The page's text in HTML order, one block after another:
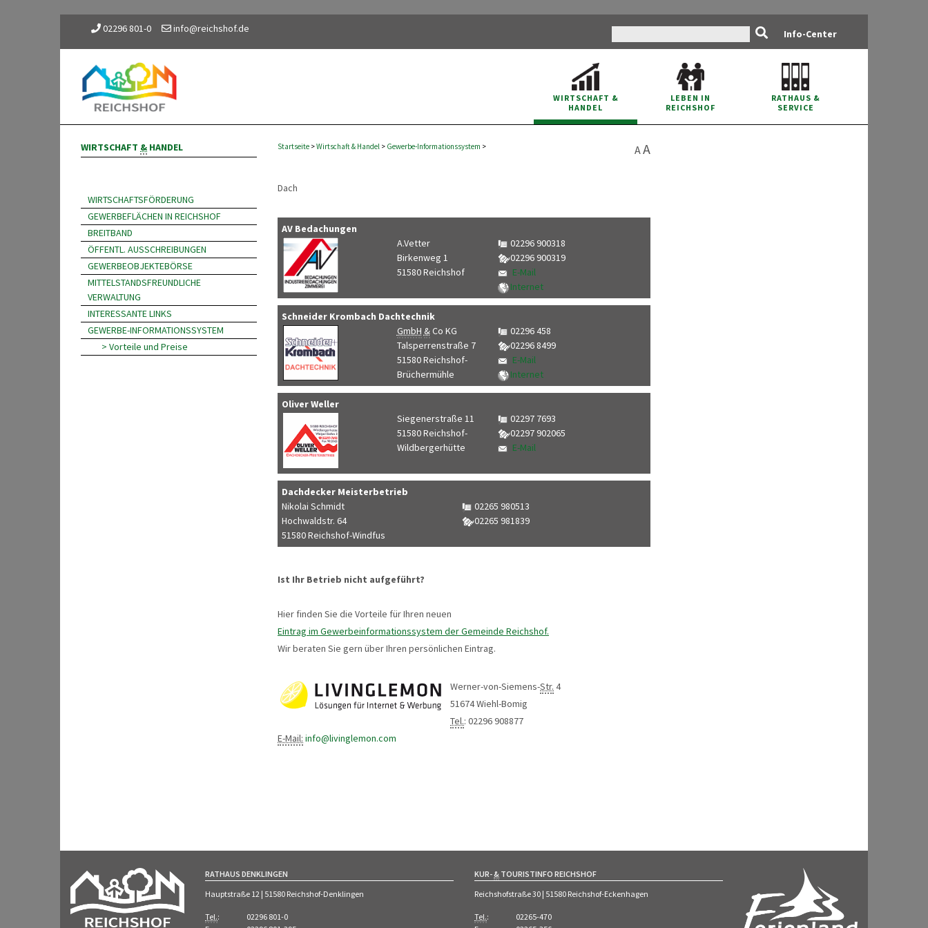
02296 801-0 info@reichshof.de Info-Center
WIRTSCHAFT &
HANDEL
LEBEN IN
REICHSHOF
RATHAUS &
SERVICE
WIRTSCHAFT & HANDEL
WIRTSCHAFTSFÖRDERUNG
GEWERBEFLÄCHEN IN REICHSHOF
BREITBAND
ÖFFENTL. AUSSCHREIBUNGEN
GEWERBEOBJEKTEBÖRSE
MITTELSTANDSFREUNDLICHE
VERWALTUNG
INTERESSANTE LINKS
GEWERBE-INFORMATIONSSYSTEM
> Vorteile und Preise
AA
Startseite >Wirtschaft& Handel > Gewerbe-Informationssystem >
Dach
AV Bedachungen
A.Vetter
Birkenweg 1
51580 Reichshof
02296 900318
02296 900319
E-Mail
Internet
Schneider Krombach Dachtechnik
GmbH &Co KG
Talsperrenstraße 7
51580 Reichshof-
Brüchermühle
02296 458
02296 8499
E-Mail
Internet
Oliver Weller
Siegenerstraße 11
51580 Reichshof-
Wildbergerhütte
02297 7693
02297 902065
E-Mail
Dachdecker Meisterbetrieb
Nikolai Schmidt
Hochwaldstr. 64
51580 Reichshof-Windfus
02265 980513
02265 981839
Ist Ihr Betrieb nicht aufgeführt?
Hier finden Sie die Vorteile für Ihren neuen
Eintrag im Gewerbeinformationssystem der Gemeinde Reichshof.
Wir beraten Sie gern über Ihren persönlichen Eintrag.
Werner-von-Siemens-Str. 4
51674 Wiehl-Bomig
Tel.: 02296 908877
E-Mail: info@livinglemon.com
RATHAUS DENKLINGEN
Hauptstraße 12 | 51580 Reichshof-Denklingen
Tel.:
02296 801-0
KUR-& TOURISTINFO REICHSHOF
Reichshofstraße 30 | 51580 Reichshof-Eckenhagen
Tel.:
02265-470